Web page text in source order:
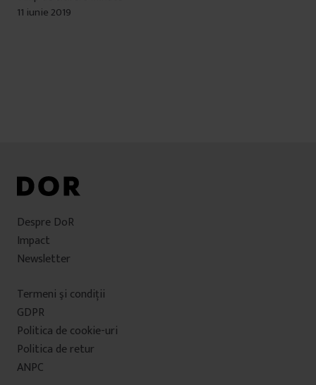
11 iunie 2019
Despre DoR
Impact
Newsletter
Termeni şi condiţii
GDPR
Politica de cookie-uri
Politica de retur
ANPC